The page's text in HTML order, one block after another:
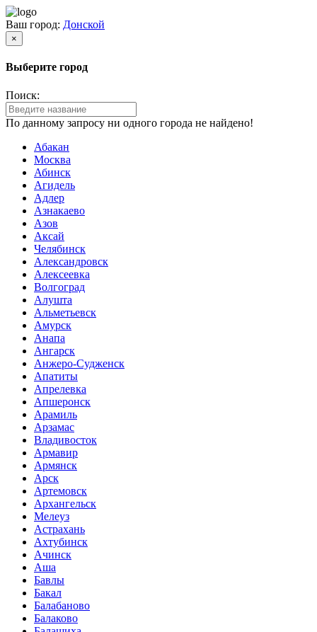
Ваш город: Донской
×
Выберите город
Поиск:
По данному запросу ни одного города не найдено!
Абакан
Москва
Абинск
Агидель
Адлер
Азнакаево
Азов
Аксай
Челябинск
Александровск
Алексеевка
Волгоград
Алушта
Альметьевск
Амурск
Анапа
Ангарск
Анжеро-Судженск
Апатиты
Апрелевка
Апшеронск
Арамиль
Арзамас
Владивосток
Армавир
Армянск
Арск
Артемовск
Архангельск
Мелеуз
Астрахань
Ахтубинск
Ачинск
Аша
Бавлы
Бакал
Балабаново
Балаково